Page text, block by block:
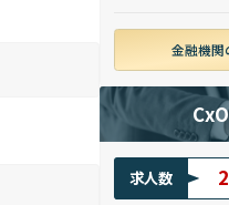
金融機関
求人数